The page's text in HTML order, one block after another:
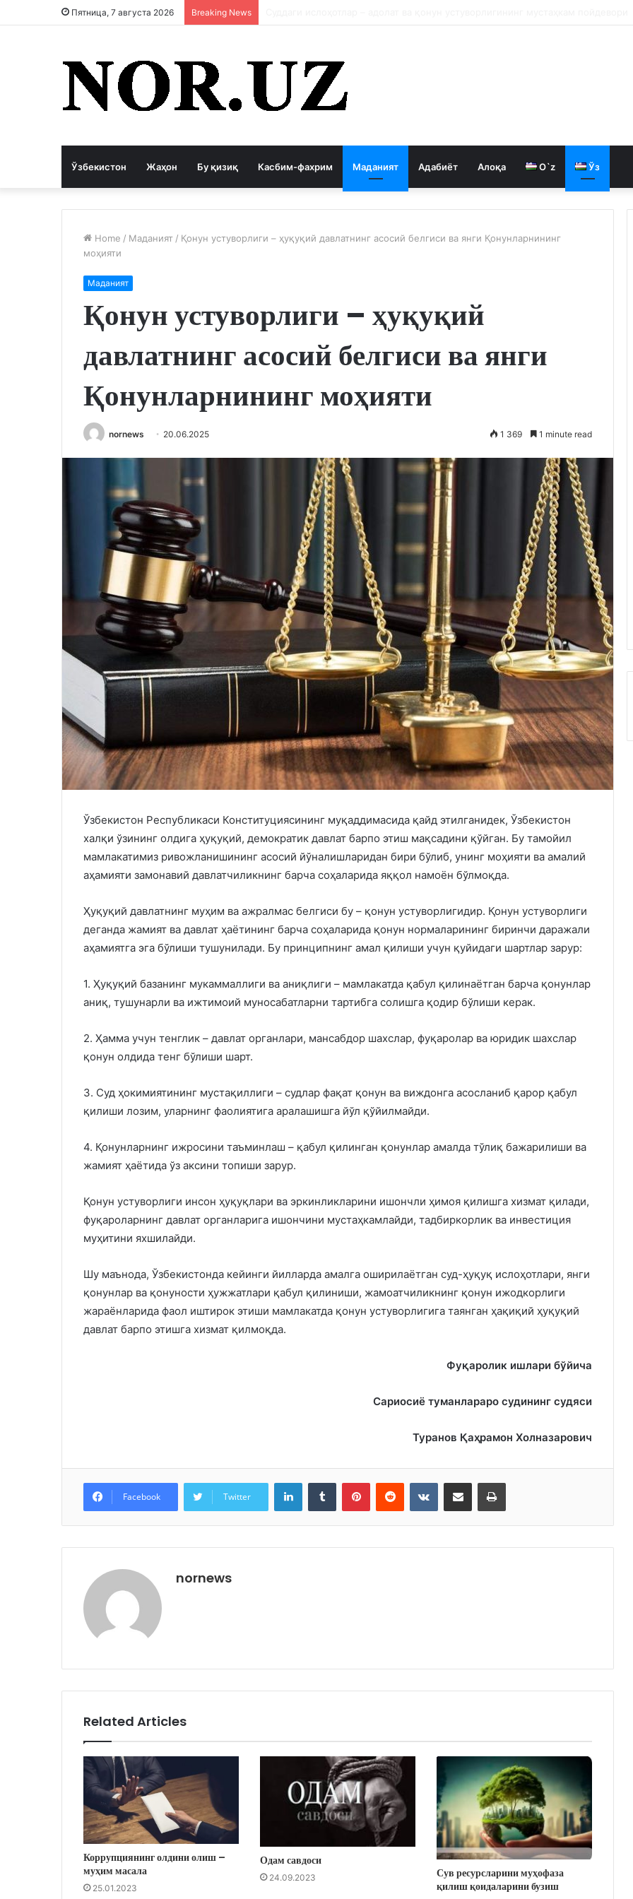
Пятница, 7 августа 2026 Breaking News
Ўзбекистон Жаҳон Бу қизиқ Касбим-фахрим Маданият Адабиёт Алоқа O`z Ўз
Home / Маданият / Қонун устуворлиги – ҳуқуқий давлатнинг асосий белгиси ва янги Қонунларнининг
моҳияти
Маданият
Қонун устуворлиги – ҳуқуқий
давлатнинг асосий белгиси ва янги
Қонунларнининг моҳияти
nornews 20.06.2025 1 369 1 minute read
Ўзбекистон Республикаси Конституциясининг муқаддимасида қайд этилганидек, Ўзбекистон
халқи ўзининг олдига ҳуқуқий, демократик давлат барпо этиш мақсадини қўйган. Бу тамойил
мамлакатимиз ривожланишининг асосий йўналишларидан бири бўлиб, унинг моҳияти ва амалий
аҳамияти замонавий давлатчиликнинг барча соҳаларида яққол намоён бўлмоқда.
Ҳуқуқий давлатнинг муҳим ва ажралмас белгиси бу – қонун устуворлигидир. Қонун устуворлиги
деганда жамият ва давлат ҳаётининг барча соҳаларида қонун нормаларининг биринчи даражали
аҳамиятга эга бўлиши тушунилади. Бу принципнинг амал қилиши учун қуйидаги шартлар зарур:
1. Ҳуқуқий базанинг мукаммаллиги ва аниқлиги – мамлакатда қабул қилинаётган барча қонунлар
аниқ, тушунарли ва ижтимоий муносабатларни тартибга солишга қодир бўлиши керак.
2. Ҳамма учун тенглик – давлат органлари, мансабдор шахслар, фуқаролар ва юридик шахслар
қонун олдида тенг бўлиши шарт.
3. Суд ҳокимиятининг мустақиллиги – судлар фақат қонун ва виждонга асосланиб қарор қабул
қилиши лозим, уларнинг фаолиятига аралашишга йўл қўйилмайди.
4. Қонунларнинг ижросини таъминлаш – қабул қилинган қонунлар амалда тўлиқ бажарилиши ва
жамият ҳаётида ўз аксини топиши зарур.
Қонун устуворлиги инсон ҳуқуқлари ва эркинликларини ишончли ҳимоя қилишга хизмат қилади,
фуқароларнинг давлат органларига ишончини мустаҳкамлайди, тадбиркорлик ва инвестиция
муҳитини яхшилайди.
Шу маънода, Ўзбекистонда кейинги йилларда амалга оширилаётган суд-ҳуқуқ ислоҳотлари, янги
қонунлар ва қонуности ҳужжатлари қабул қилиниши, жамоатчиликнинг қонун ижодкорлиги
жараёнларида фаол иштирок этиши мамлакатда қонун устуворлигига таянган ҳақиқий ҳуқуқий
давлат барпо этишга хизмат қилмоқда.
Фуқаролик ишлари бўйича
Сариосиё туманлараро судининг судяси
Туранов Қаҳрамон Холназарович
Facebook Twitter
LinkedInTumblr PinterestReddit VKontakteShare via Email Print
nornews
Related Articles
Коррупциянинг олдини олиш –
муҳим масала
25.01.2023
Одам савдоси
24.09.2023
Сув ресурсларини муҳофаза
қилиш қоидаларини бузиш